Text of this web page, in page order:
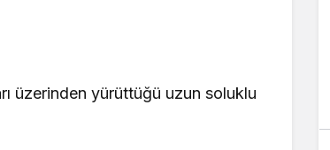
üzerinden yürüttüğü uzun soluklu